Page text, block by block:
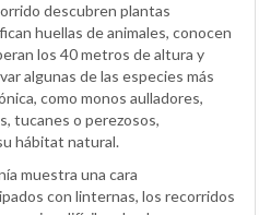
descubren plantas
huellas de animales, conocen
los 40 metros de altura y
algunas de las especies más
como monos aulladores,
tucanes o perezosos,
hábitat natural.
muestra una cara
con linternas, los recorridos